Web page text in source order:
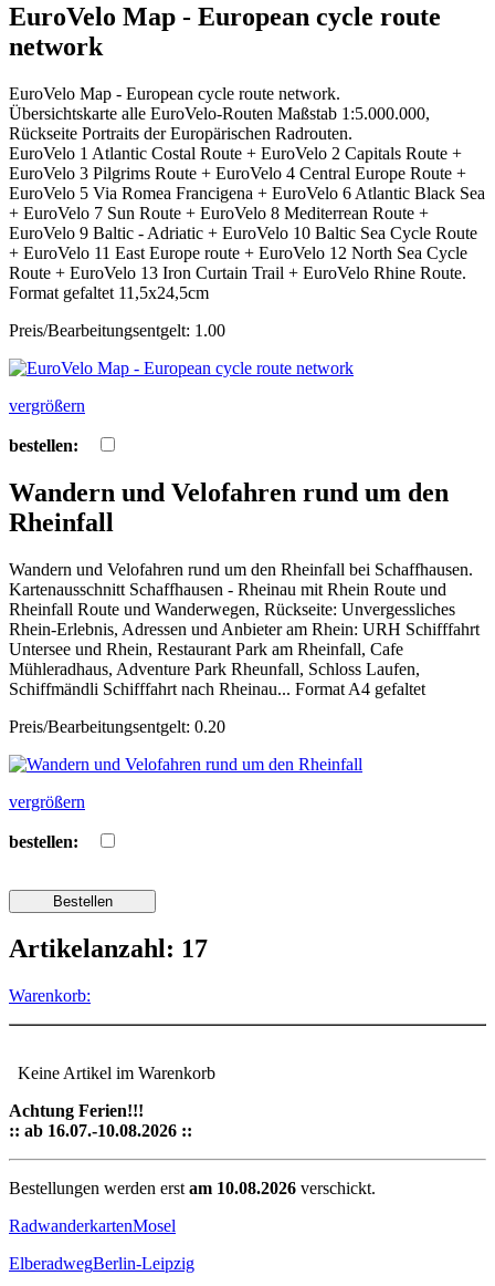
EuroVelo Map - European cycle route
network
EuroVelo Map - European cycle route network.
Übersichtskarte alle EuroVelo-Routen Maßstab 1:5.000.000,
Rückseite Portraits der Europärischen Radrouten.
EuroVelo 1 Atlantic Costal Route + EuroVelo 2 Capitals Route +
EuroVelo 3 Pilgrims Route + EuroVelo 4 Central Europe Route +
EuroVelo 5 Via Romea Francigena + EuroVelo 6 Atlantic Black Sea
+ EuroVelo 7 Sun Route + EuroVelo 8 Mediterrean Route +
EuroVelo 9 Baltic - Adriatic + EuroVelo 10 Baltic Sea Cycle Route
+ EuroVelo 11 East Europe route + EuroVelo 12 North Sea Cycle
Route + EuroVelo 13 Iron Curtain Trail + EuroVelo Rhine Route.
Format gefaltet 11,5x24,5cm
Preis/Bearbeitungsentgelt: 1.00
vergrößern
bestellen:
Wandern und Velofahren rund um den
Rheinfall
Wandern und Velofahren rund um den Rheinfall bei Schaffhausen.
Kartenausschnitt Schaffhausen - Rheinau mit Rhein Route und
Rheinfall Route und Wanderwegen, Rückseite: Unvergessliches
Rhein-Erlebnis, Adressen und Anbieter am Rhein: URH Schifffahrt
Untersee und Rhein, Restaurant Park am Rheinfall, Cafe
Mühleradhaus, Adventure Park Rheunfall, Schloss Laufen,
Schiffmändli Schifffahrt nach Rheinau... Format A4 gefaltet
Preis/Bearbeitungsentgelt: 0.20
vergrößern
bestellen:
Artikelanzahl: 17
Warenkorb:
Keine Artikel im Warenkorb
Achtung Ferien!!!
:: ab 16.07.-10.08.2026 ::
Bestellungen werden erst am 10.08.2026 verschickt.
RadwanderkartenMosel
ElberadwegBerlin-Leipzig